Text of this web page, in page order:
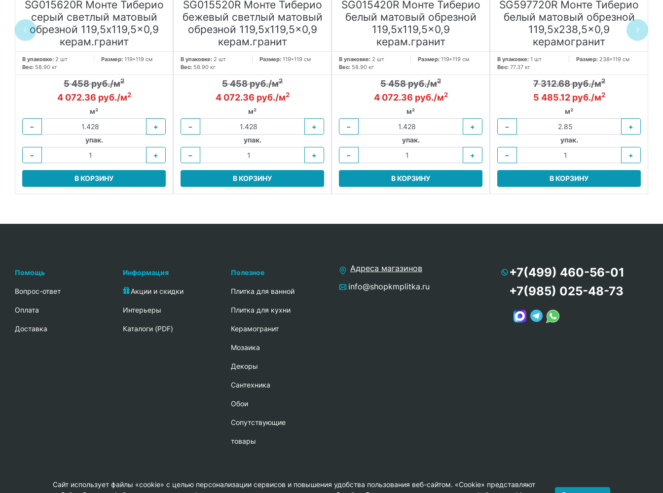
SG015620R Монте Тиберио
серый светлый матовый
обрезной 119,5x119,5x0,9
керам.гранит
В упаковке: 2 шт Размер: 119*119 см
Вес: 58.90 кг
5 458 руб./м2
4 072.36 руб./м2
м²
−
+
упак.
−
+
В КОРЗИНУ
SG015520R Монте Тиберио
бежевый светлый матовый
обрезной 119,5x119,5x0,9
керам.гранит
В упаковке: 2 шт Размер: 119*119 см
Вес: 58.90 кг
5 458 руб./м2
4 072.36 руб./м2
м²
−
+
упак.
−
+
В КОРЗИНУ
SG015420R Монте Тиберио
белый матовый обрезной
119,5x119,5x0,9
керам.гранит
В упаковке: 2 шт Размер: 119*119 см
Вес: 58.90 кг
5 458 руб./м2
4 072.36 руб./м2
м²
−
+
упак.
−
+
В КОРЗИНУ
SG597720R Монте Тиберио
белый матовый обрезной
119,5x238,5x0,9
керамогранит
В упаковке: 1 шт Размер: 238*119 см
Вес: 77.37 кг
7 312.68 руб./м2
5 485.12 руб./м2
м²
−
+
упак.
−
+
В КОРЗИНУ
Помощь
Вопрос-ответ
Oплата
Доставка
Информация
Акции и скидки
Интерьеры
Каталоги (PDF)
Полезное
Плитка для ванной
Плитка для кухни
Керамогранит
Мозаика
Декоры
Сантехника
Обои
Сопутствующие
товары
Адреса магазинов
info@shopkmplitka.ru
+7(499) 460-56-01
+7(985) 025-48-73
Сайт использует файлы «cookie» с целью персонализации сервисов и повышения удобства пользования веб-сайтом. «Cookie» представляют